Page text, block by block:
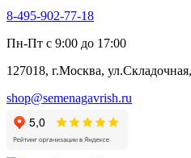
Алтей
Бессмертник
Валериана
Валерианелла
Гибискус
Девясил
Душица
8-495-902-77-18
Пн-Пт с 9:00 до 17:00
127018, г.Москва,
shop@semenagavrish.ru